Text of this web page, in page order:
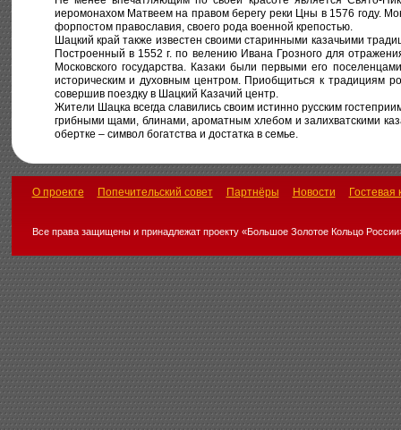
иеромонахом Матвеем на правом берегу реки Цны в 1576 году.
форпостом православия, своего рода военной крепостью.
Шацкий край также известен своими старинными казачьими
Построенный в 1552 г. по велению Ивана Грозного для
Московского государства. Казаки были первыми его
историческим и духовным центром. Приобщиться к традициям
совершив поездку в Шацкий Казачий центр.
Жители Шацка всегда славились своим истинно русским
грибными щами, блинами, ароматным хлебом и залихватскими
обертке – символ богатства и достатка в семье.
О проекте Попечительский совет Партнёры Новости Гостевая
Все права защищены и принадлежат проекту «Большое Золотое Кольцо